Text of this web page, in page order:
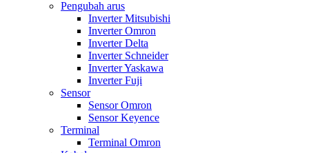
Pengubah arus
Inverter Mitsubishi
Inverter Omron
Inverter Delta
Inverter Schneider
Inverter Yaskawa
Inverter Fuji
Sensor
Sensor Omron
Sensor Keyence
Terminal
Terminal Omron